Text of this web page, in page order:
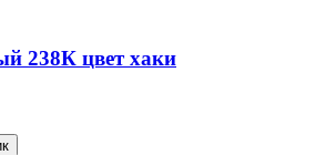
238К цвет хаки